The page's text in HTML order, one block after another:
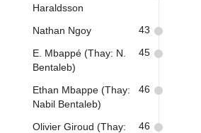
Haraldsson
Nathan Ngoy 43
E. Mbappé (Thay: N.
Bentaleb)
45
Ethan Mbappe (Thay:
Nabil Bentaleb)
46
Olivier Giroud (Thay:
46